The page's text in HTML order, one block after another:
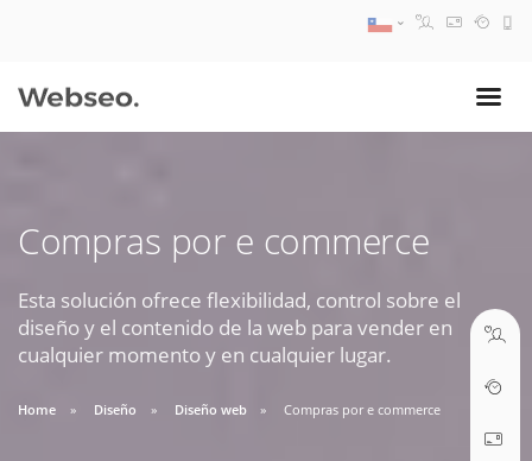
Compras por e commerce
Esta solución ofrece flexibilidad, control sobre el
diseño y el contenido de la web para vender en
cualquier momento y en cualquier lugar.
Home Diseño Diseño web Compras por e commerce
09:30 AM A 18:30 PM
soporte@webseo.cl
ABRIR TICKET